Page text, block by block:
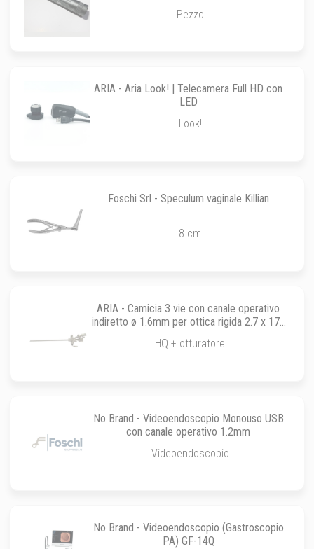
Pezzo
ARIA - Aria Look! | Telecamera Full HD con
LED
Look!
Foschi Srl - Speculum vaginale Killian
8 cm
ARIA - Camicia 3 vie con canale operativo
indiretto ø 1.6mm per ottica rigida 2.7 x 175
HQ + otturatore
No Brand - Videoendoscopio Monouso USB
con canale operativo 1.2mm
Videoendoscopio
No Brand - Videoendoscopio (Gastroscopio
PA) GF-14Q